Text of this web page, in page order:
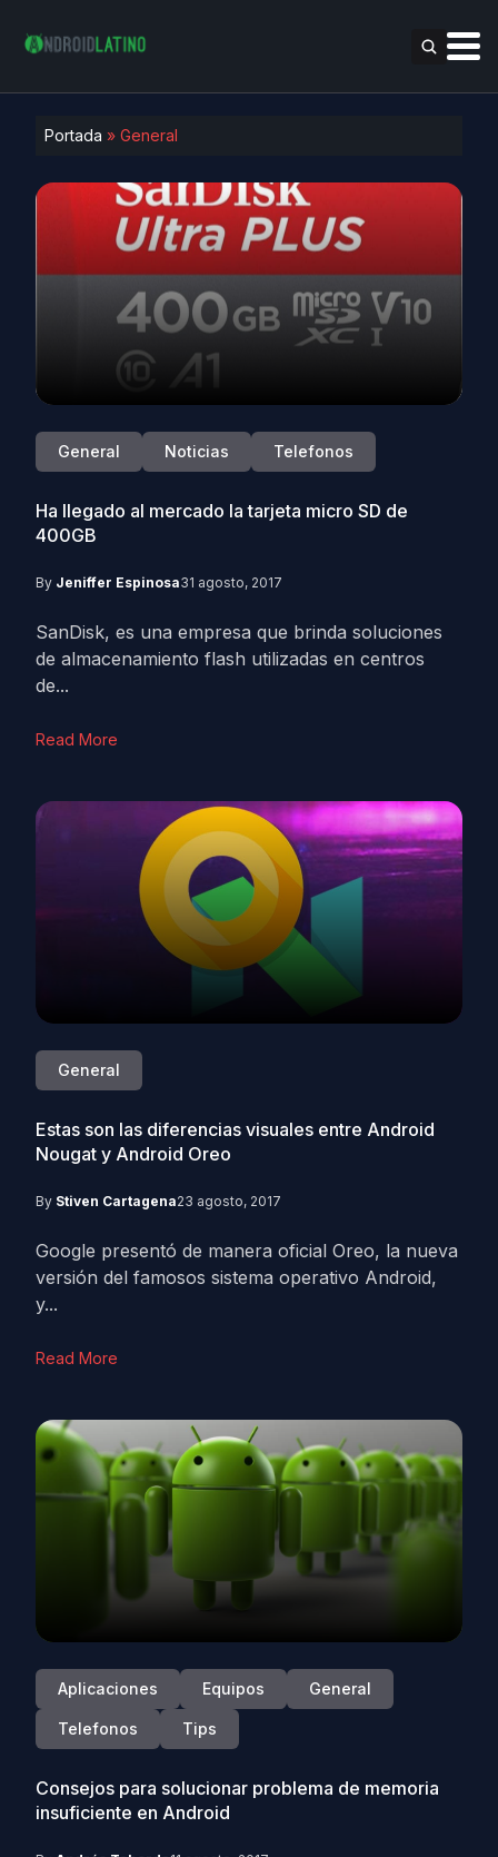
Portada » General
General Noticias Telefonos
Ha llegado al mercado la tarjeta micro SD de
400GB
By Jeniffer Espinosa31 agosto, 2017
SanDisk, es una empresa que brinda soluciones
de almacenamiento flash utilizadas en centros
de...
Read More
General
Estas son las diferencias visuales entre Android
Nougat y Android Oreo
By Stiven Cartagena23 agosto, 2017
Google presentó de manera oficial Oreo, la nueva
versión del famosos sistema operativo Android,
y...
Read More
Aplicaciones Equipos General
Telefonos Tips
Consejos para solucionar problema de memoria
insuficiente en Android